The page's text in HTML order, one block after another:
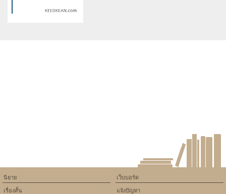
เว็บบอร์ด
แจ้งปัญหา
นิยาย
เรื่องสั้น